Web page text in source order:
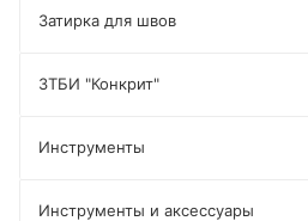
Затирка для швов
ЗТБИ "Конкрит"
Инструменты
Инструменты и аксессуары